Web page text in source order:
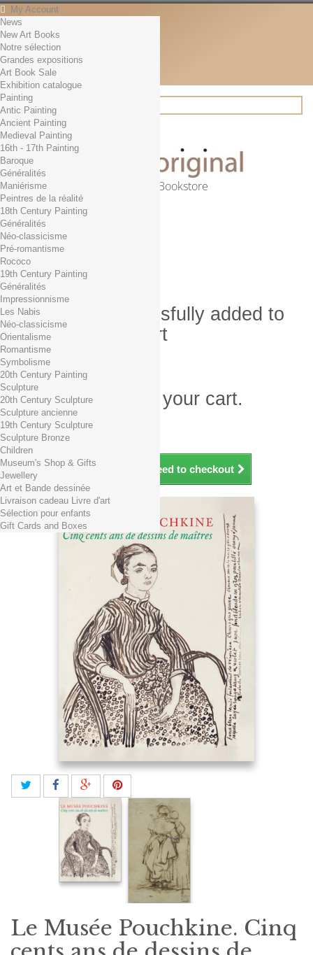
My Account
Contact
English
English
Français
News
Search
Online Art Bookstore
Cart (empty)
No products
Free shipping!
0,00 € Total
Check out
Product successfully added to
your shopping cart
Quantity
Total
There is 1 item in your cart.
Total products (tax incl.)
Total shipping TTC
Total (tax incl.)
Continue shopping Proceed to checkout
News
New Art Books
Notre sélection
Grandes expositions
Art Book Sale
Exhibition catalogue
Painting
Antic Painting
Ancient Painting
Medieval Painting
16th - 17th Painting
Baroque
Généralités
Maniérisme
Peintres de la réalité
18th Century Painting
Généralités
Néo-classicisme
Pré-romantisme
Rococo
19th Century Painting
Généralités
Impressionnisme
Les Nabis
Néo-classicisme
Orientalisme
Romantisme
Symbolisme
20th Century Painting
Sculpture
20th Century Sculpture
Sculpture ancienne
19th Century Sculpture
Sculpture Bronze
Children
Museum's Shop & Gifts
Jewellery
Art et Bande dessinée
Livraison cadeau Livre d'art
Sélection pour enfants
Gift Cards and Boxes
Le Musée Pouchkine. Cinq